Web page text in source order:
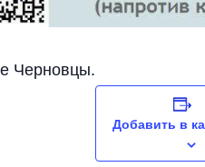
Черновцы.
Добавить в